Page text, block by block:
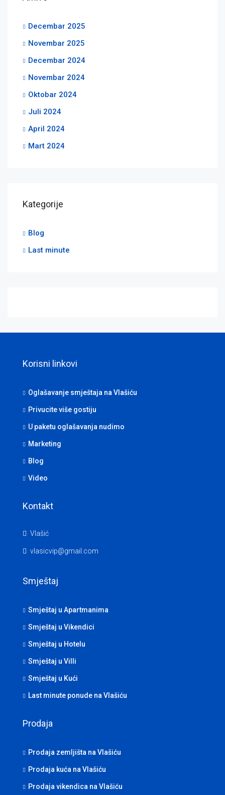
Decembar 2025
Novembar 2025
Decembar 2024
Novembar 2024
Oktobar 2024
Juli 2024
April 2024
Mart 2024
Kategorije
Blog
Last minute
Korisni linkovi
Oglašavanje smještaja na Vlašiću
Privucite više gostiju
U paketu oglašavanja nudimo
Marketing
Blog
Video
Kontakt
Vlašić
vlasicvip@gmail.com
Smještaj
Smještaj u Apartmanima
Smještaj u Vikendici
Smještaj u Hotelu
Smještaj u Villi
Smještaj u Kući
Last minute ponude na Vlašiću
Prodaja
Prodaja zemljišta na Vlašiću
Prodaja kuća na Vlašiću
Prodaja vikendica na Vlašiću